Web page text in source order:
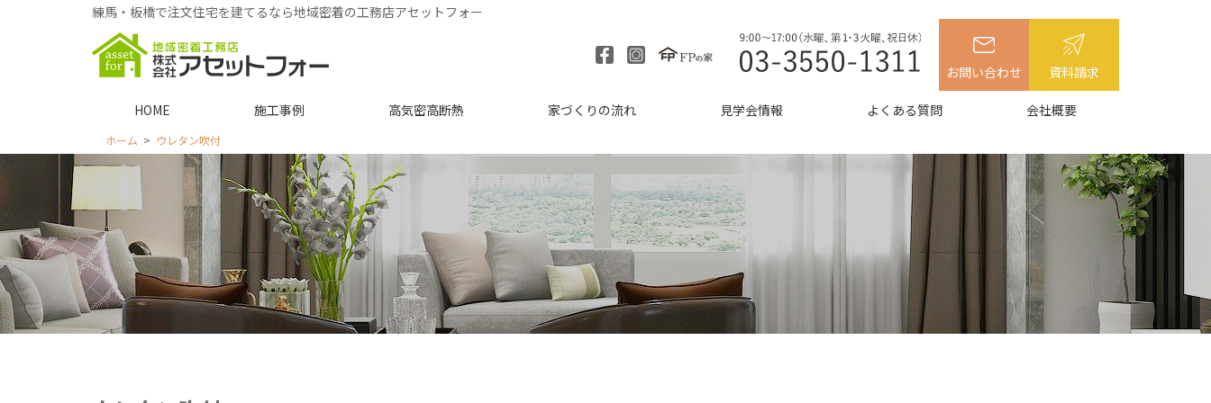
練馬・板橋で注文住宅を建てるなら地域密着の工務店アセットフォー
お問い合わせ 資料請求
HOME 施工事例 高気密高断熱 家づくりの流れ 見学会情報 よくある質問 会社概要
ホーム ウレタン吹付